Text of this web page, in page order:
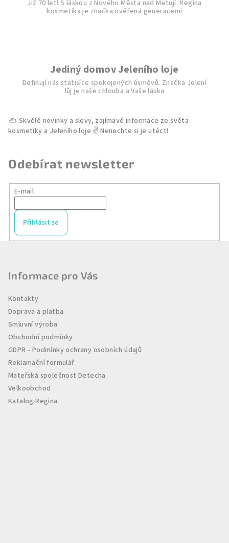
y
v
u
Již 70 let! S láskou z Nového Města nad Metují: Regina
kosmetika je značka ověřená generacemi
Jediný domov Jeleního loje
Definují nás statisíce spokojených úsměvů. Značka Jelení
lůj je naše chlouba a Vaše láska
Odebírat newsletter
E-mail
Přihlásit se
Informace pro Vás
Kontakty
Doprava a platba
Smluvní výroba
Obchodní podmínky
GDPR - Podmínky ochrany osobních údajů
Reklamační formulář
Mateřská společnost Detecha
Velkoobchod
Katalog Regina